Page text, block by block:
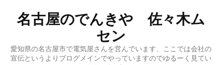
名古屋のでんきや 佐々木ム
セン
愛知県の名古屋市で電気屋さんを営んでいます、ここでは会社の
宣伝というよりブログメインでやっていますのでゆるーく見てい